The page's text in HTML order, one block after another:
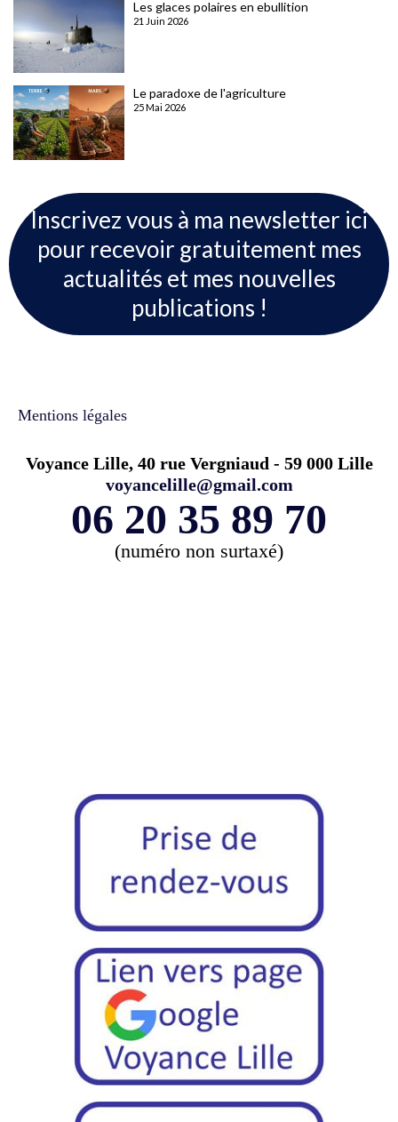
Les glaces polaires en ebullition
21 Juin 2026
Le paradoxe de l'agriculture
25 Mai 2026
Inscrivez vous à ma newsletter ici
pour recevoir gratuitement mes
actualités et mes nouvelles
publications !
Mentions légales
Voyance Lille, 40 rue Vergniaud - 59 000 Lille
voyancelille@gmail.com
06 20 35 89 70
(numéro non surtaxé)